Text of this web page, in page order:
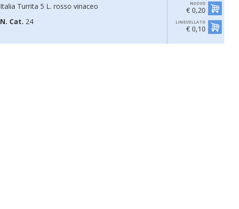
Italia Turrita 5 L. rosso vinaceo
N. Cat. 24
NUOVO
€ 0,20
LINGUELLATO
€ 0,10